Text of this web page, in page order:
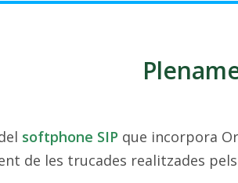
softphone SIP que incorpora
de les trucades realitzades